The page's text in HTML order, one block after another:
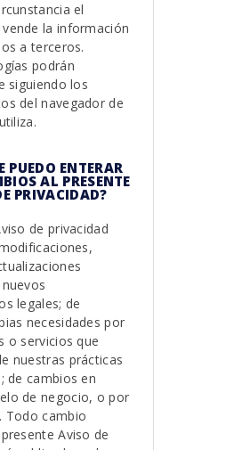
el
vende la información
a terceros.
podrán
siguiendo los
del navegador de
PUEDO ENTERAR
AL PRESENTE
PRIVACIDAD?
de privacidad
legales; de
necesidades por
o servicios que
nuestras prácticas
de cambios en
de negocio, o por
Todo cambio
Aviso de